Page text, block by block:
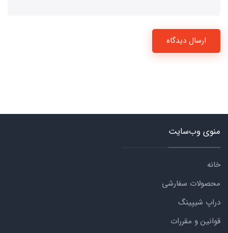
ارسال دیدگاه
منوی وب‌سایت
خانه
محصولات سفارشی
دراپ شیپینگ
قوانین و مقررات